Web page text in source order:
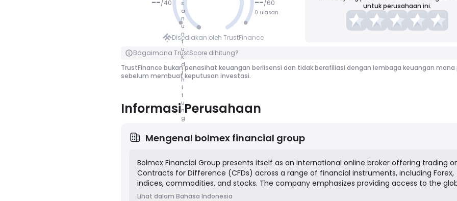
/40
s
a
n
u
n
t
u
k
d
i
h
i
t
u
n
g
TIDAK NIL
AI
Klik untuk membalik
/60
0 ulasan
Disediakan oleh TrustFinance
untuk perusahaan ini.
Bagaimana TrustScore dihitung?
TrustFinance bukan penasihat keuangan berlisensi dan tidak berafiliasi dengan lembaga keuangan
sebelum membuat keputusan investasi.
Informasi Perusahaan
Mengenal bolmex financial group
Bolmex Financial Group presents itself as an international online broker offering trading
Contracts for Difference (CFDs) across a range of financial instruments, including Forex,
indices, commodities, and stocks. The company emphasizes providing access to the
markets through popular trading platforms like MetaTrader 4 (MT4) and MetaTrader 5
Lihat dalam Bahasa Indonesia